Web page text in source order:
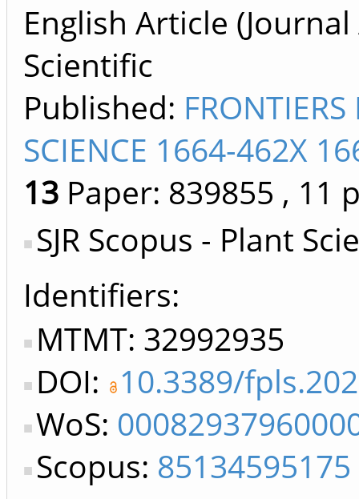
English Article
Scientific
Published:
SCIENCE 1664-462X
13 Paper: 839855 , 11
SJR Scopus - Plant
Identifiers
MTMT: 32992935
DOI: 10.3389/
WoS:
Scopus: 85134595175